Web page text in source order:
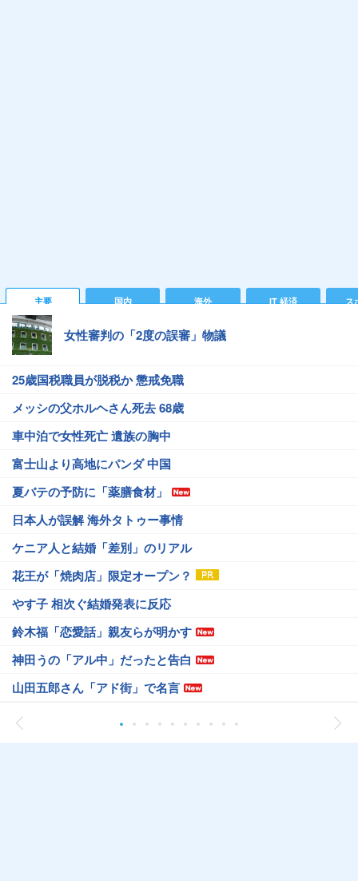
主要 国内 海外 IT 経済 ス
女性審判の「2度の誤審」物議
25歳国税職員が脱税か 懲戒免職
メッシの父ホルヘさん死去 68歳
車中泊で女性死亡 遺族の胸中
富士山より高地にパンダ 中国
夏バテの予防に「薬膳食材」
日本人が誤解 海外タトゥー事情
ケニア人と結婚「差別」のリアル
花王が「焼肉店」限定オープン？
やす子 相次ぐ結婚発表に反応
鈴木福「恋愛話」親友らが明かす
神田うの「アル中」だったと告白
山田五郎さん「アド街」で名言